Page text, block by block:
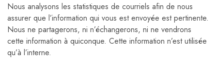
Nous analysons les statistiques de courriels afin de nous
assurer que l’information qui vous est envoyée est pertinente.
Nous ne partagerons, ni n’échangerons, ni ne vendrons
cette information à quiconque. Cette information n’est utilisée
qu’à l’interne.